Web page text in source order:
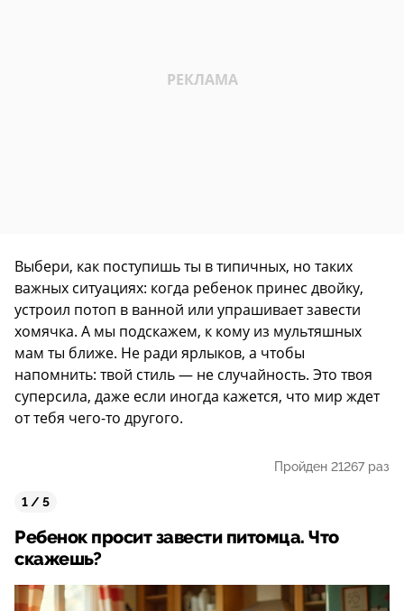
Выбери, как поступишь ты в типичных, но таких
важных ситуациях: когда ребенок принес двойку,
устроил потоп в ванной или упрашивает завести
хомячка. А мы подскажем, к кому из мультяшных
мам ты ближе. Не ради ярлыков, а чтобы
напомнить: твой стиль — не случайность. Это твоя
суперсила, даже если иногда кажется, что мир ждет
от тебя чего-то другого.
Пройден 21267 раз
1 / 5
Ребенок просит завести питомца. Что
скажешь?